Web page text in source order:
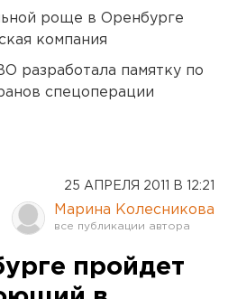
роще в Оренбурге
компания
разработала памятку по
спецоперации
25 АПРЕЛЯ 2011 В 12:21
Марина Колесникова
пройдет